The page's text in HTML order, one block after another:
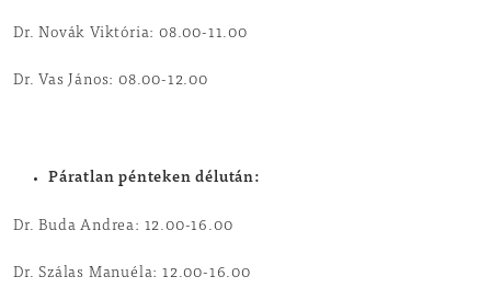
Dr. Novák Viktória: 08.00-11.00
Dr. Vas János: 08.00-12.00
Páratlan pénteken délután:
Dr. Buda Andrea: 12.00-16.00
Dr. Szálas Manuéla: 12.00-16.00